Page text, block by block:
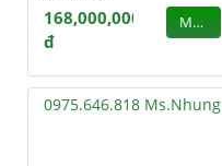
168,000,000
đ
MUA
0975.646.818 Ms.Nhung